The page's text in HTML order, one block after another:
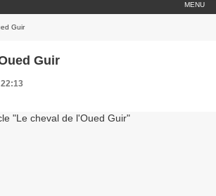
MENU
Guir
Guir